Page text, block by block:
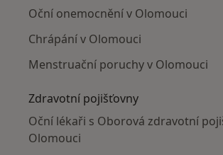
Oční onemocnění v Olomouci
Chrápání v Olomouci
Menstruační poruchy v Olomouci
Zdravotní pojišťovny
Oční lékaři s Oborová zdravotní
Olomouci